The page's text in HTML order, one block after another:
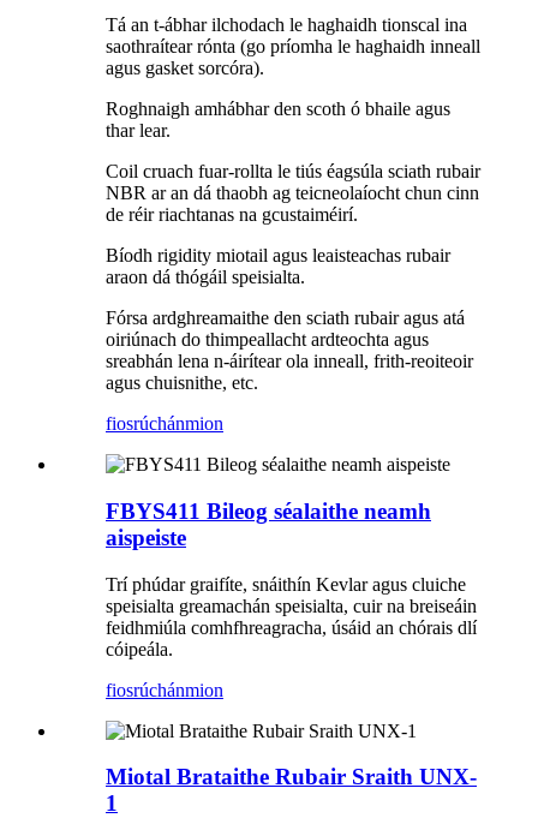
Tá an t-ábhar ilchodach le haghaidh tionscal ina
saothraítear rónta (go príomha le haghaidh inneall
agus gasket sorcóra).
Roghnaigh amhábhar den scoth ó bhaile agus
thar lear.
Coil cruach fuar-rollta le tiús éagsúla sciath rubair
NBR ar an dá thaobh ag teicneolaíocht chun cinn
de réir riachtanas na gcustaiméirí.
Bíodh rigidity miotail agus leaisteachas rubair
araon dá thógáil speisialta.
Fórsa ardghreamaithe den sciath rubair agus atá
oiriúnach do thimpeallacht ardteochta agus
sreabhán lena n-áirítear ola inneall, frith-reoiteoir
agus chuisnithe, etc.
fiosrúchánmion
FBYS411 Bileog séalaithe neamh
aispeiste
Trí phúdar graifíte, snáithín Kevlar agus cluiche
speisialta greamachán speisialta, cuir na breiseáin
feidhmiúla comhfhreagracha, úsáid an chórais dlí
cóipeála.
fiosrúchánmion
Miotal Brataithe Rubair Sraith UNX-
1